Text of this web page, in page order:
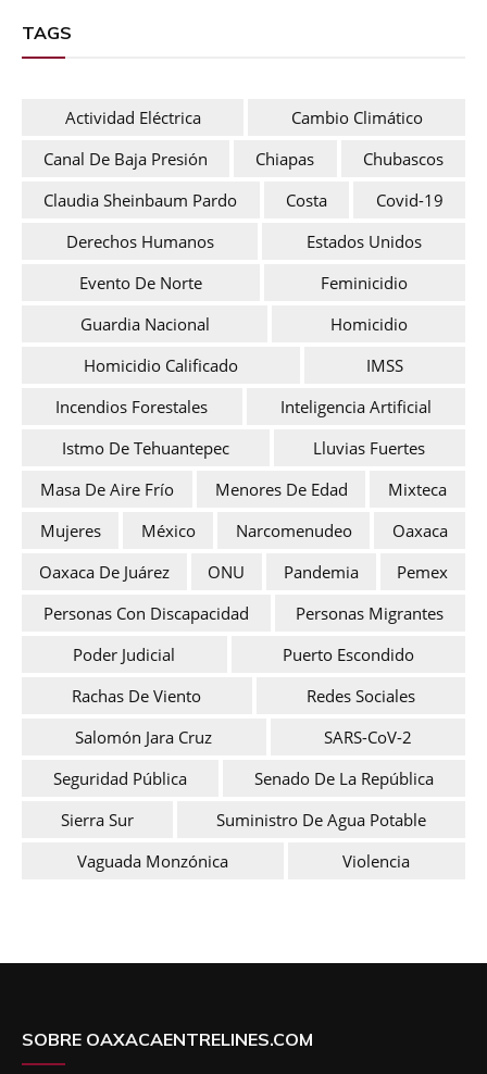
TAGS
Actividad Eléctrica
Cambio Climático
Canal De Baja Presión
Chiapas
Chubascos
Claudia Sheinbaum Pardo
Costa
Covid-19
Derechos Humanos
Estados Unidos
Evento De Norte
Feminicidio
Guardia Nacional
Homicidio
Homicidio Calificado
IMSS
Incendios Forestales
Inteligencia Artificial
Istmo De Tehuantepec
Lluvias Fuertes
Masa De Aire Frío
Menores De Edad
Mixteca
Mujeres
México Narcomenudeo
Oaxaca
Oaxaca De Juárez
ONU Pandemia
Pemex
Personas Con Discapacidad
Personas Migrantes
Poder Judicial
Puerto Escondido
Rachas De Viento
Redes Sociales
Salomón Jara Cruz
SARS-CoV-2
Seguridad Pública
Senado De La República
Sierra Sur
Suministro De Agua Potable
Vaguada Monzónica
Violencia
SOBRE OAXACAENTRELINES.COM